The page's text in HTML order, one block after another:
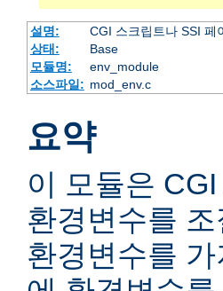
설명:
CGI 스크립트나 SSI 페
상태:
Base
모듈명:
env_module
소스파일: mod_env.c
요약
이 모듈은
환경변수를
환경변수를